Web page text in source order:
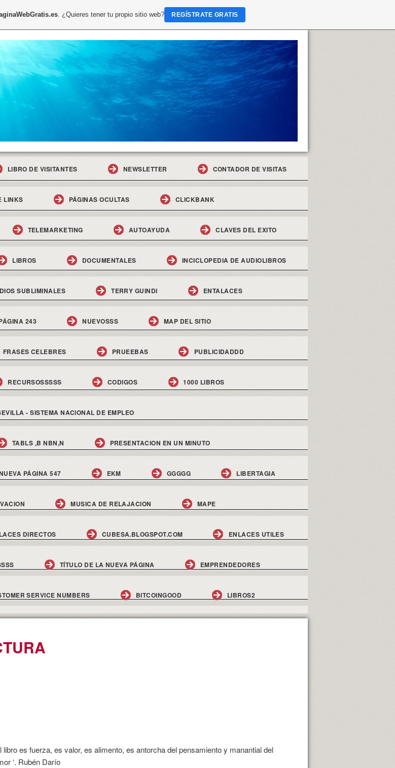
LIBRO DE VISITANTES NEWSLETTER CONTADOR DE VISITAS
LINKS PÁGINAS OCULTAS CLICKBANK
TELEMARKETING AUTOAYUDA CLAVES DEL EXITO
LIBROS DOCUMENTALES INCICLOPEDIA DE AUDIOLIBROS
SUBLIMINALES TERRY GUINDI ENTALACES
243 NUEVOSSS MAP DEL SITIO
FRASES CELEBRES PRUEEBAS PUBLICIDADDD
RECURSOSSSSS CODIGOS 1000 LIBROS
- SISTEMA NACIONAL DE EMPLEO
TABLS ,B NBN,N PRESENTACION EN UN MINUTO
PÁGINA 547 EKM GGGGG LIBERTAGIA
MUSICA DE RELAJACION MAPE
DIRECTOS CUBESA.BLOGSPOT.COM ENLACES UTILES
TÍTULO DE LA NUEVA PÁGINA EMPRENDEDORES
SERVICE NUMBERS BITCOINGOOD LIBROS2
libro es fuerza, es valor, es alimento, es antorcha del pensamiento y manantial del
‘. Rubén Darío
. ¿Quieres tener tu propio sitio web? REGÍSTRATE GRATIS